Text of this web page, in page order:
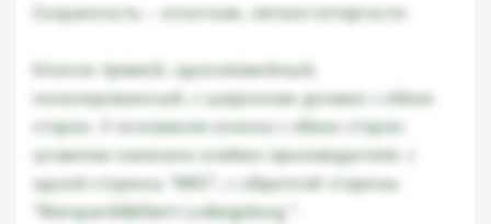
Сохранность – отличная, легкие потертости.
Клинок прямой, однолезвийный,
никелированный, с широкими долами с обеих
сторон. У основания клинка с обеих сторон
штампом нанесено клеймо производителя: с
одной стороны "WKC", с обратной стороны
"Marquardt&Ebert Ludwigsburg ".